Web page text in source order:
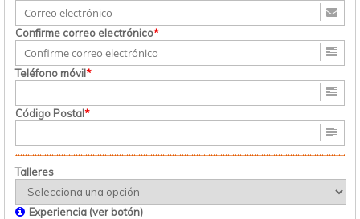
Confirme correo electrónico*
Teléfono móvil*
Código Postal*
Talleres
Experiencia (ver botón)